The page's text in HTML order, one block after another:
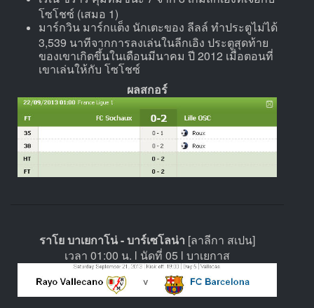
โซโชซ์ (เสมอ 1)
มาร์กวิน มาร์กแต็ง นักเตะของ ลีลล์ ทำประตูไม่ได้
3,539 นาทีจากการลงเล่นในลีกเอิง ประตูสุดท้าย
ของเขาเกิดขึ้นในเดือนมีนาคม ปี 2012 เมื่อตอนที่
เขาเล่นให้กับ โซโชซ์
ผลสกอร์
ราโย บาเยกาโน่ - บาร์เซโลน่า [ลาลีกา สเปน]
เวลา 01:00 น. l นัดที่ 05 l บาเยกาส